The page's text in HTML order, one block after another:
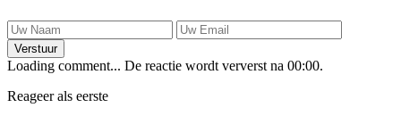
Verstuur
Loading comment... De reactie wordt ververst na 00:00.
Reageer als eerste